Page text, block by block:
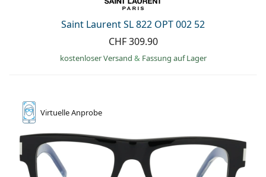
Saint Laurent SL 822 OPT 002 52
CHF 309.90
kostenloser Versand & Fassung auf Lager
VirtuelleAnprobe